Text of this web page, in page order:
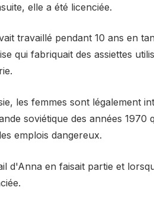
elle a été licenciée.
travaillé pendant 10 ans en
qui fabriquait des assiettes
les femmes sont légalement
soviétique des années 1970
emplois dangereux.
d'Anna en faisait partie et